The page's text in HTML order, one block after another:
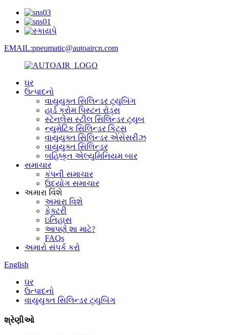
EMAIL:pneumatic@autoaircn.com
ઘર
ઉત્પાદનો
વાયુયુક્ત સિલિન્ડર ટ્યુબિંગ
હાર્ડ ક્રોમ પિસ્ટન રોડ્સ
સ્ટેનલેસ સ્ટીલ સિલિન્ડર ટ્યુબ
ન્યુમેટિક સિલિન્ડર કિટ્સ
વાયુયુક્ત સિલિન્ડર એસેસરીઝ
વાયુયુક્ત સિલિન્ડર
બહિષ્કૃત એલ્યુમિનિયમ બાર
સમાચાર
કંપની સમાચાર
ઉદ્યોગ સમાચાર
અમારા વિશે
અમારા વિશે
ફેક્ટરી
ઇતિહાસ
આપણે શા માટે?
FAQs
અમારો સંપર્ક કરો
English
ઘર
ઉત્પાદનો
વાયુયુક્ત સિલિન્ડર ટ્યુબિંગ
શ્રેણીઓ